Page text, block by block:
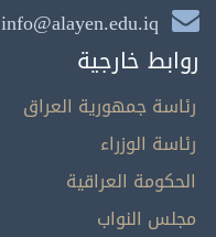
info@alayen.edu.iq
روابط خارجية
رئاسة جمهورية العراق
رئاسة الوزراء
الحكومة العراقية
مجلس النواب